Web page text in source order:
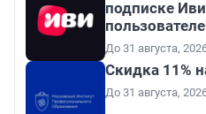
подписке
До 31 августа,
Скидка 11%
До 31 августа,